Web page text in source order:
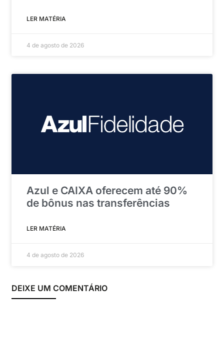
LER MATÉRIA
4 de agosto de 2026
Azul e CAIXA oferecem até 90%
de bônus nas transferências
LER MATÉRIA
4 de agosto de 2026
DEIXE UM COMENTÁRIO